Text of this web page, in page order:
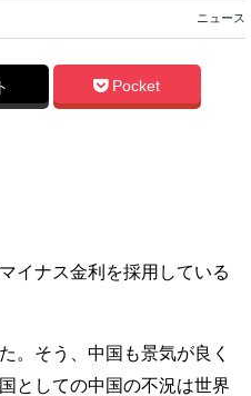
ニュース
Pocket
イナス金利を採用している
。そう、中国も景気が良く
としての中国の不況は世界